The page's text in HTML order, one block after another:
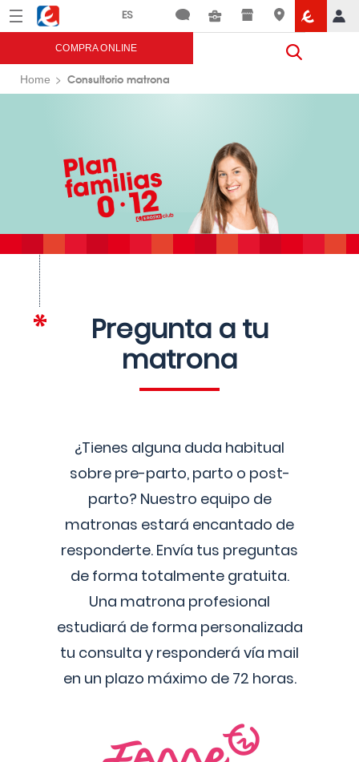
Menú Eroski
COMPRA ONLINE
Home Consultorio matrona
Pregunta a tu
matrona
¿Tienes alguna duda habitual
sobre pre-parto, parto o post-
parto? Nuestro equipo de
matronas estará encantado de
responderte. Envía tus preguntas
de forma totalmente gratuita.
Una matrona profesional
estudiará de forma personalizada
tu consulta y responderá vía mail
en un plazo máximo de 72 horas.